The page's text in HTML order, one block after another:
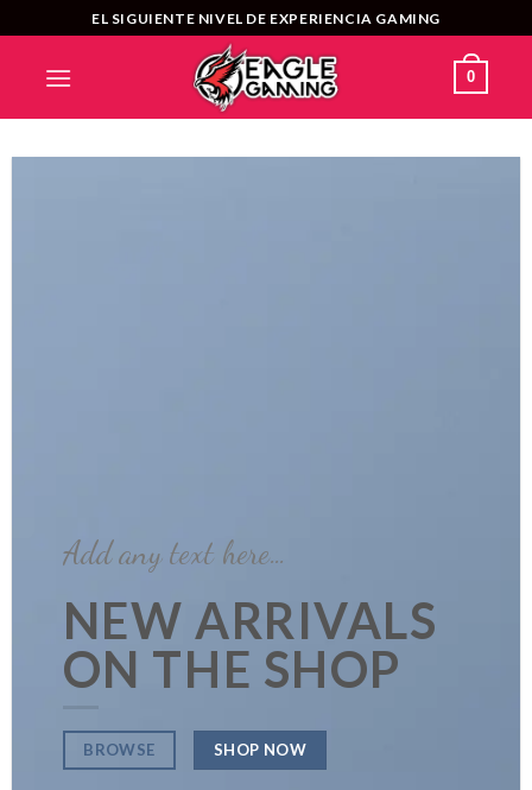
al
contenido
EL SIGUIENTE NIVEL DE EXPERIENCIA GAMING
0
Add any text here…
NEW ARRIVALS
ON THE SHOP
BROWSE SHOP NOW